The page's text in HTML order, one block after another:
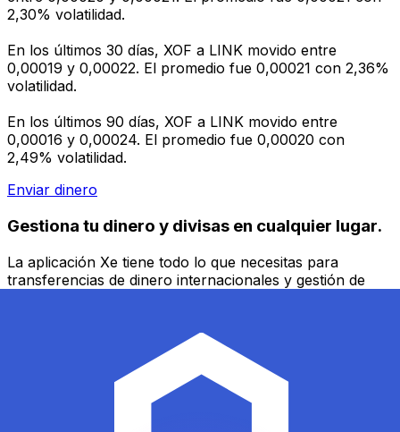
2,30% volatilidad.
En los últimos 30 días, XOF a LINK movido entre
0,00019 y 0,00022. El promedio fue 0,00021 con 2,36%
volatilidad.
En los últimos 90 días, XOF a LINK movido entre
0,00016 y 0,00024. El promedio fue 0,00020 con
2,49% volatilidad.
Enviar dinero
Gestiona tu dinero y divisas en cualquier lugar.
La aplicación Xe tiene todo lo que necesitas para
transferencias de dinero internacionales y gestión de